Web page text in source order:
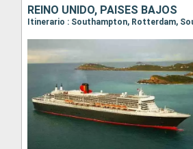
REINO UNIDO, PAISES BAJOS
Itinerario : Southampton, Rotterdam,